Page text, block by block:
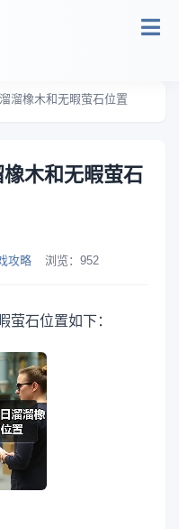
溜橡木和无暇萤石位置
木和无暇萤石
攻略 浏览： 952
萤石位置如下：